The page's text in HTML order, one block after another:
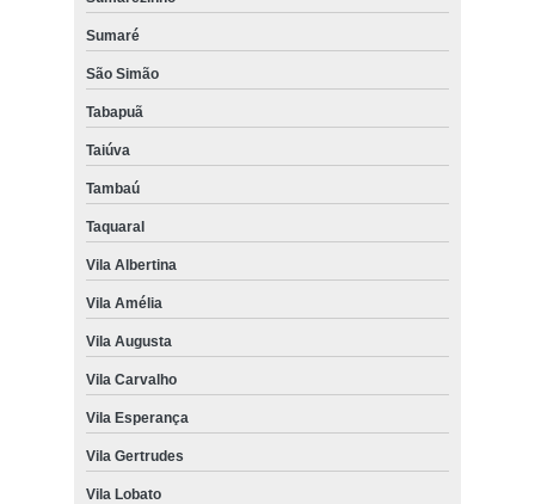
Sumaré
São Simão
Tabapuã
Taiúva
Tambaú
Taquaral
Vila Albertina
Vila Amélia
Vila Augusta
Vila Carvalho
Vila Esperança
Vila Gertrudes
Vila Lobato